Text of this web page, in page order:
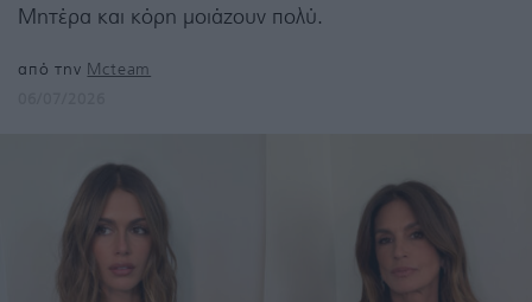
Μητέρα και κόρη μοιάζουν πολύ.
από την Mcteam